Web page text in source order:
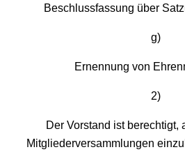
Beschlussfassung über
g)
Ernennung von
2)
Der Vorstand ist berechtigt,
Mitgliederversammlungen